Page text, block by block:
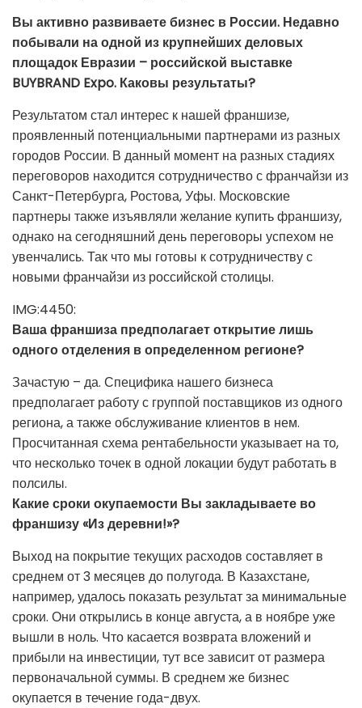
Вы активно развиваете бизнес в России. Недавно
побывали на одной из крупнейших деловых
площадок Евразии – российской выставке
BUYBRAND Expo. Каковы результаты?
Результатом стал интерес к нашей франшизе,
проявленный потенциальными партнерами из разных
городов России. В данный момент на разных стадиях
переговоров находится сотрудничество с франчайзи из
Санкт-Петербурга, Ростова, Уфы. Московские
партнеры также изъявляли желание купить франшизу,
однако на сегодняшний день переговоры успехом не
увенчались. Так что мы готовы к сотрудничеству с
новыми франчайзи из российской столицы.
IMG:4450:
Ваша франшиза предполагает открытие лишь
одного отделения в определенном регионе?
Зачастую – да. Специфика нашего бизнеса
предполагает работу с группой поставщиков из одного
региона, а также обслуживание клиентов в нем.
Просчитанная схема рентабельности указывает на то,
что несколько точек в одной локации будут работать в
полсилы.
Какие сроки окупаемости Вы закладываете во
франшизу «Из деревни!»?
Выход на покрытие текущих расходов составляет в
среднем от 3 месяцев до полугода. В Казахстане,
например, удалось показать результат за минимальные
сроки. Они открылись в конце августа, а в ноябре уже
вышли в ноль. Что касается возврата вложений и
прибыли на инвестиции, тут все зависит от размера
первоначальной суммы. В среднем же бизнес
окупается в течение года-двух.